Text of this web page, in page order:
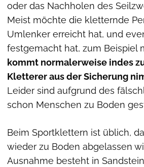
oder das Nachholen des
Meist möchte die kletternde
Umlenker erreicht hat, und
festgemacht hat, zum Beispiel
kommt normalerweise indes
Kletterer aus der Sicherung
Leider sind aufgrund des
schon Menschen zu Boden
Beim Sportklettern ist üblich,
wieder zu Boden abgelassen
Ausnahme besteht in